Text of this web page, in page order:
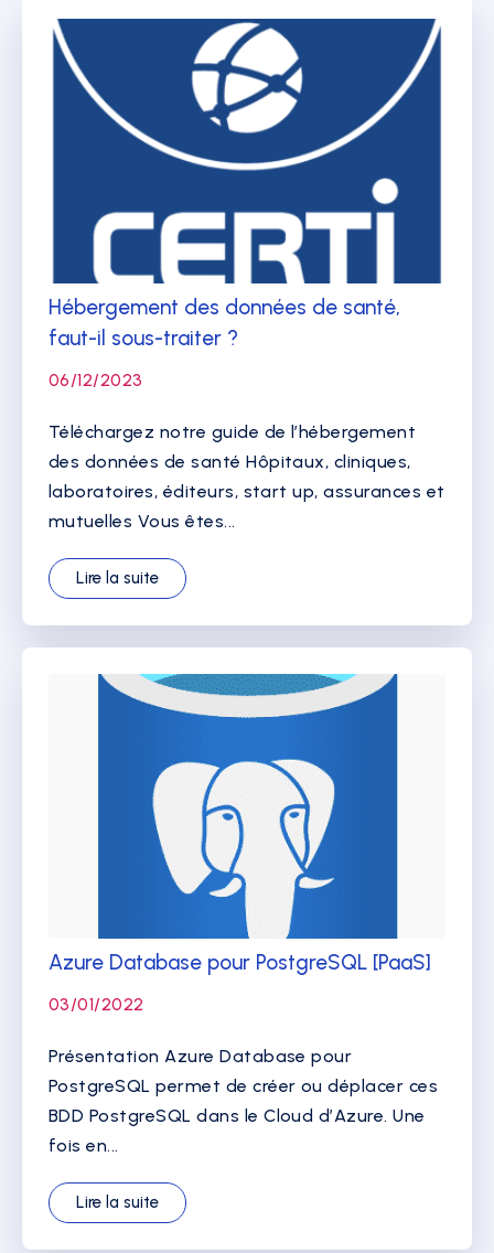
Hébergement des données de santé,
faut-il sous-traiter ?
06/12/2023
Téléchargez notre guide de l’hébergement
des données de santé Hôpitaux, cliniques,
laboratoires, éditeurs, start up, assurances et
mutuelles Vous êtes...
Lire la suite
Azure Database pour PostgreSQL [PaaS]
03/01/2022
Présentation Azure Database pour
PostgreSQL permet de créer ou déplacer ces
BDD PostgreSQL dans le Cloud d’Azure. Une
fois en...
Lire la suite